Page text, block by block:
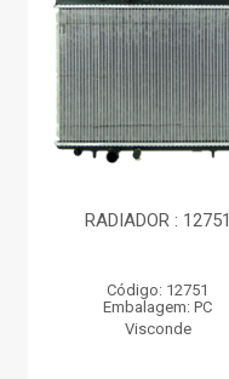
RADIADOR : 12751
Código: 12751
Embalagem: PC
Visconde